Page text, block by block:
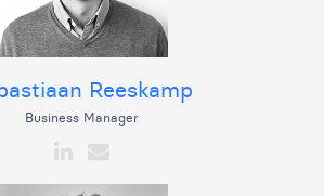
Reeskamp
Business Manager